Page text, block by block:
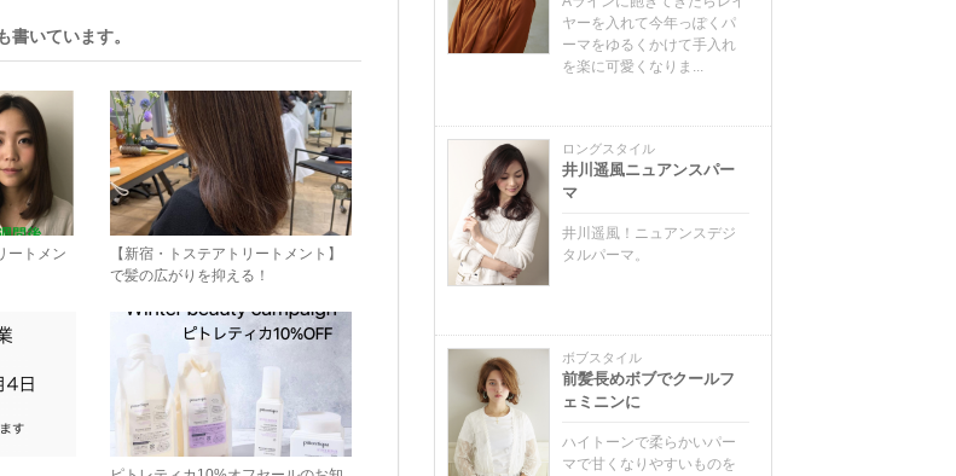
いています。
ートメン
【新宿・トステアトリートメント】
で髪の広がりを抑える！
ヤーを入れて今年っぽくパ
ーマをゆるくかけて手入れ
を楽に可愛くなりま...
ロングスタイル
井川遥風ニュアンスパー
マ
井川遥風！ニュアンスデジ
タルパーマ。
ボブスタイル
前髪長めボブでクールフ
ェミニンに
ハイトーンで柔らかいパー
マで甘くなりやすいものを